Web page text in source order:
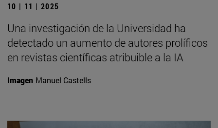
10 | 11 | 2025
Una investigación de la Universidad ha
detectado un aumento de autores prolíficos
en revistas científicas atribuible a la IA
Imagen Manuel Castells